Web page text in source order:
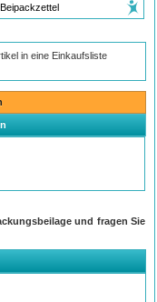
Beipackzettel
in eine Einkaufsliste
und fragen Sie